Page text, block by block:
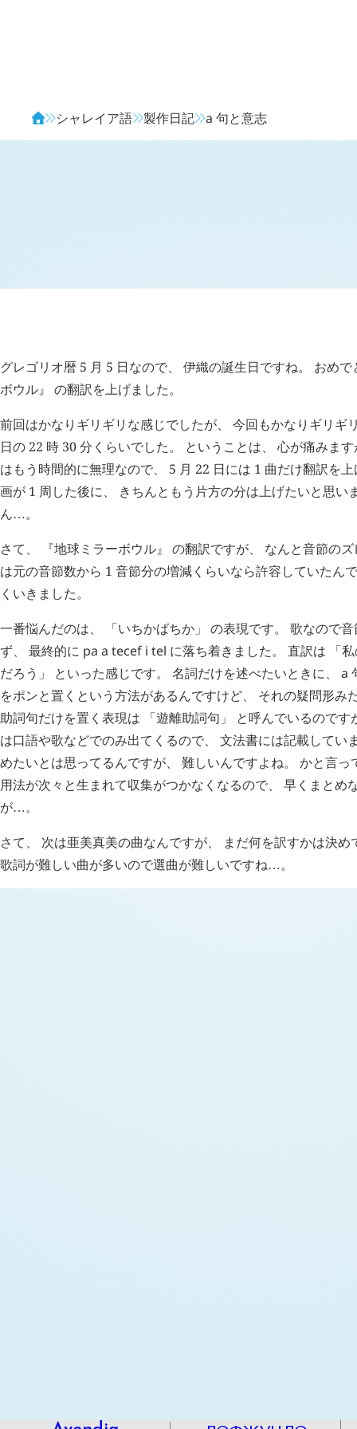
シャレイア語 製作日記 a 句と意志
グレゴリオ暦 5 月 5 日なので、 伊織の誕生日ですね。 おめ
ボウル』 の翻訳を上げました。
前回はかなりギリギリな感じでしたが、 今回もかなりギリギ
日の 22 時 30 分くらいでした。 ということは、 心が痛みま
はもう時間的に無理なので、 5 月 22 日には 1 曲だけ翻訳を
画が 1 周した後に、 きちんともう片方の分は上げたいと思い
ん…。
さて、 『地球ミラーボウル』 の翻訳ですが、 なんと音節の
は元の音節数から 1 音節分の増減くらいなら許容していたん
くいきました。
一番悩んだのは、 「いちかばちか」 の表現です。 歌なので
ず、 最終的に pa a tecef i tel に落ち着きました。 直訳は 「
だろう」 といった感じです。 名詞だけを述べたいときに、 a
をポンと置くという方法があるんですけど、 それの疑問形み
助詞句だけを置く表現は 「遊離助詞句」 と呼んでいるので
は口語や歌などでのみ出てくるので、 文法書には記載してい
めたいとは思ってるんですが、 難しいんですよね。 かと言
用法が次々と生まれて収集がつかなくなるので、 早くまとめ
が…。
さて、 次は亜美真美の曲なんですが、 まだ何を訳すかは決
歌詞が難しい曲が多いので選曲が難しいですね…。